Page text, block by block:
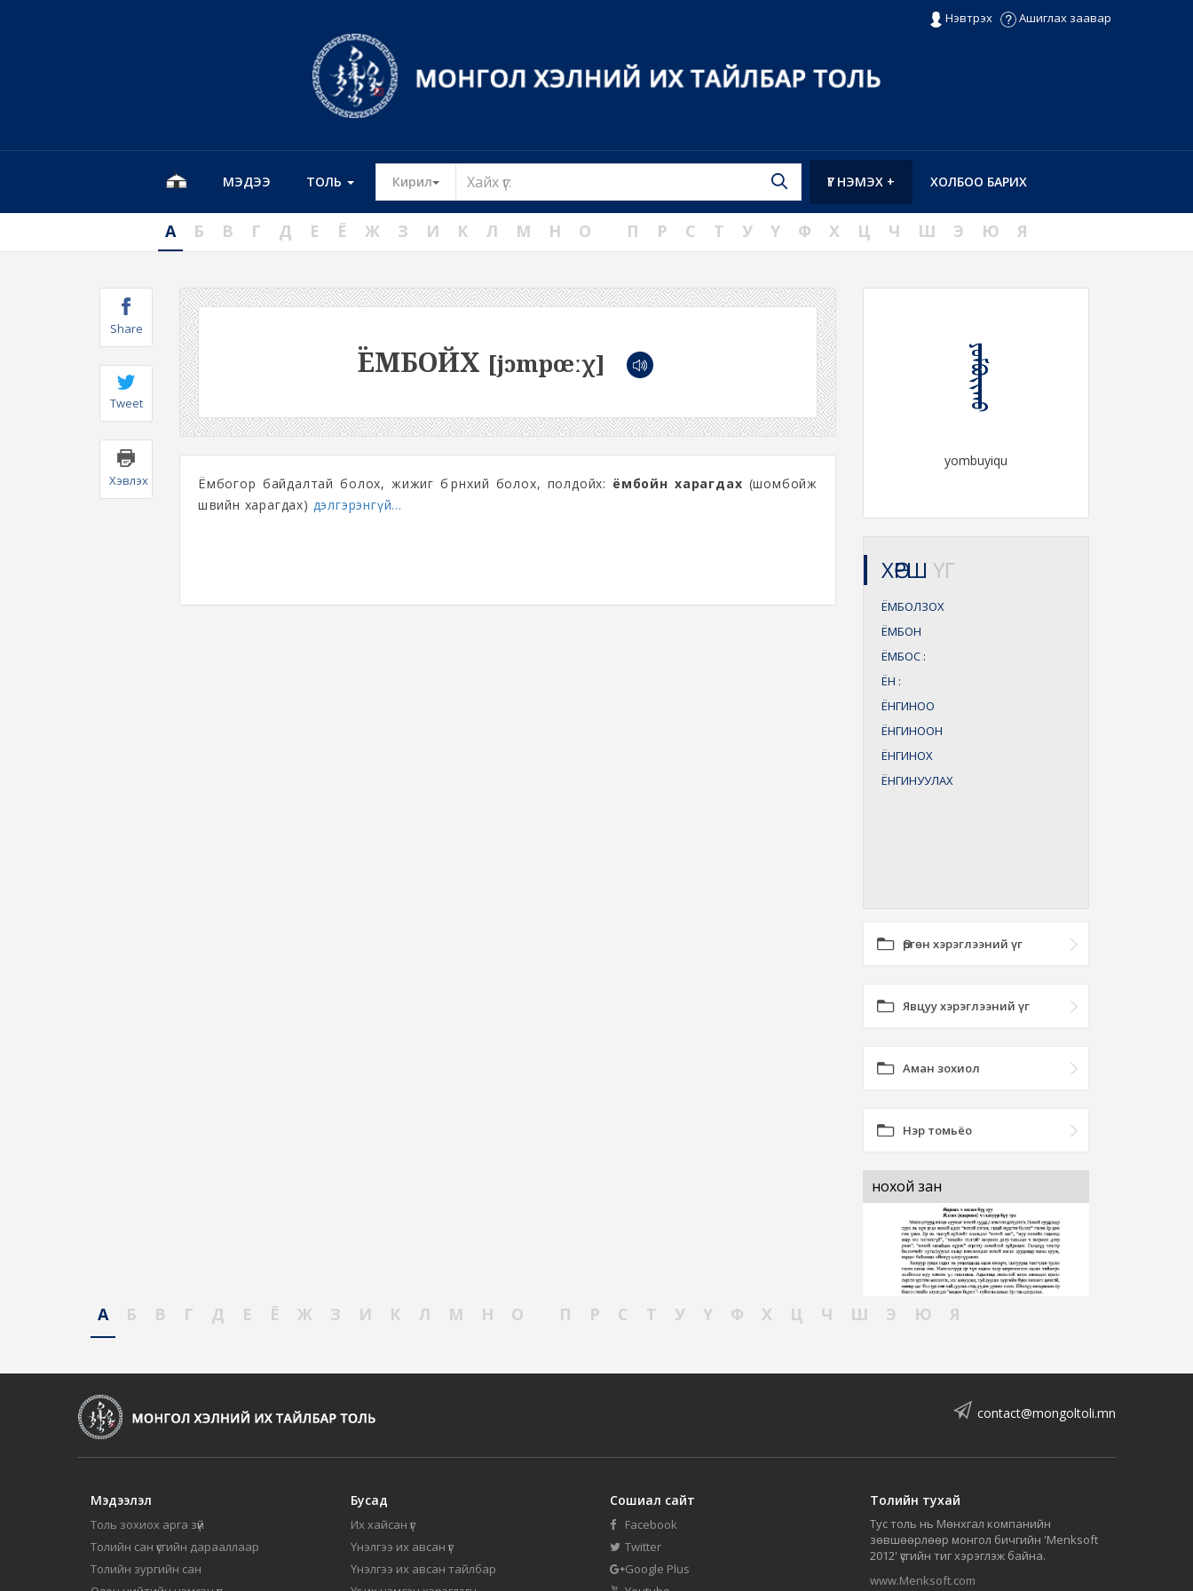
Нэвтрэх Ашиглах заавар
МЭДЭЭ ТОЛЬ Кирил Toggle Dropdown ХОЛБОО БАРИХ
ҮГ НЭМЭХ +
А Б В Г Д Е Ё Ж З И К Л М Н О П Р С Т У Ү Ф Х Ц Ч Ш Э Ю Я
Share
Tweet
Хэвлэх
ЁМБОЙХ [jɔmpœːχ]
Ёмбогор байдалтай болох, жижиг бөөрөнхий болох, полдойх: ёмбойн харагдах (шомбойж
шөвийн харагдах) дэлгэрэнгүй...
ᠶᠣᠮᠪᠤᠶᠢᠬᠤ
yombuyiqu
ХӨРШ ҮГ
ЁМБОЛЗОХ
ЁМБОН
ЁМБОС :
ЁН :
ЁНГИНОО
ЁНГИНООН
ЁНГИНОХ
ЁНГИНУУЛАХ
Өргөн хэрэглээний үг
Явцуу хэрэглээний үг
Аман зохиол
Нэр томьёо
нохой зан
А Б В Г Д Е Ё Ж З И К Л М Н О П Р С Т У Ү Ф Х Ц Ч Ш Э Ю Я
contact@mongoltoli.mn
Мэдээлэл
Толь зохиох арга зүй
Толийн сан үсгийн дарааллаар
Толийн зургийн сан
Бусад
Их хайсан үг
Үнэлгээ их авсан үг
Үнэлгээ их авсан тайлбар
Сошиал сайт
Facebook
Twitter
Google Plus
Толийн тухай
Тус толь нь Мөнхгал компанийн
зөвшөөрлөөр монгол бичгийн 'Menksoft
2012' үсгийн тиг хэрэглэж байна.
www.Menksoft.com